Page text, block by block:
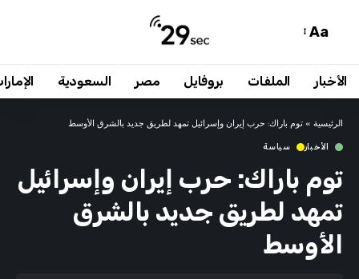
Aa
الأخبار الملفات بروفايل مصر السعودية
الرئيسية » توم باراك: حرب إيران وإسرائيل تمهد لطريق جديد بالشرق الأوسط
الأخبار سياسة
توم باراك: حرب إيران وإسرائيل
تمهد لطريق جديد بالشرق
الأوسط